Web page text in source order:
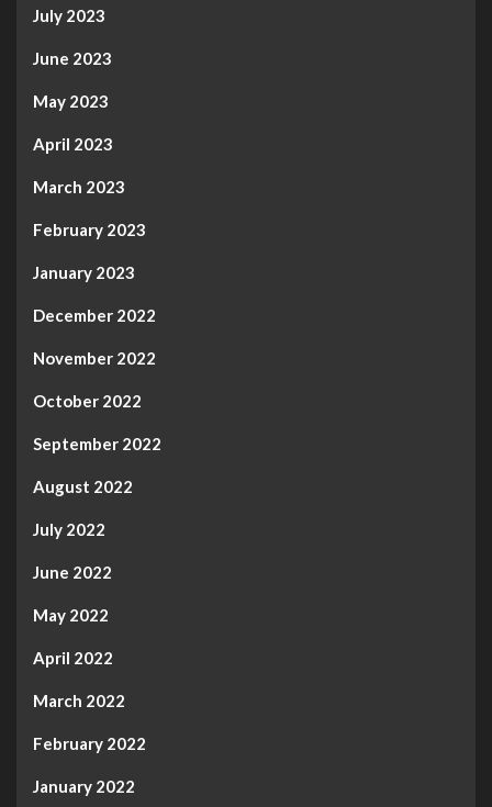
July 2023
June 2023
May 2023
April 2023
March 2023
February 2023
January 2023
December 2022
November 2022
October 2022
September 2022
August 2022
July 2022
June 2022
May 2022
April 2022
March 2022
February 2022
January 2022